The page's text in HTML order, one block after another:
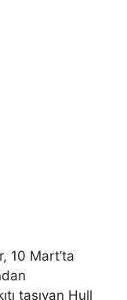
10 Mart’ta
taşıyan Hull